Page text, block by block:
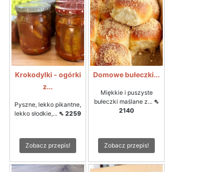
Krokodylki - ogórki
z...
Pyszne, lekko pikantne,
lekko słodkie,... ⇖ 2259
Zobacz przepis!
Domowe bułeczki...
Miękkie i puszyste
bułeczki maślane z... ⇖
2140
Zobacz przepis!